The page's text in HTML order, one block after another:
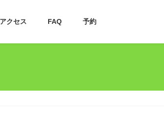
アクセス FAQ 予約